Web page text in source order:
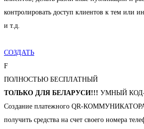
контролировать доступ клиентов к тем или
и т.д.
СОЗДАТЬ
F
ПОЛНОСТЬЮ БЕСПЛАТНЫЙ
ТОЛЬКО ДЛЯ БЕЛАРУСИ!!! УМНЫЙ
Создание платежного QR-
получить средства на счет своего номера